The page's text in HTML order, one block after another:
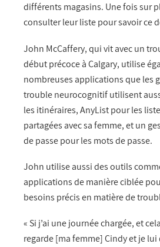
différents magasins. Une fois sur
consulter leur liste pour savoir ce
John McCaffery, qui vit avec un
début précoce à Calgary, utilise
nombreuses applications que les
trouble neurocognitif utilisent
les itinéraires, AnyList pour les
partagées avec sa femme, et un
de passe pour les mots de passe.
John utilise aussi des outils
applications de manière ciblée
besoins précis en matière de
« Si j’ai une journée chargée, et
regarde [ma femme] Cindy et je